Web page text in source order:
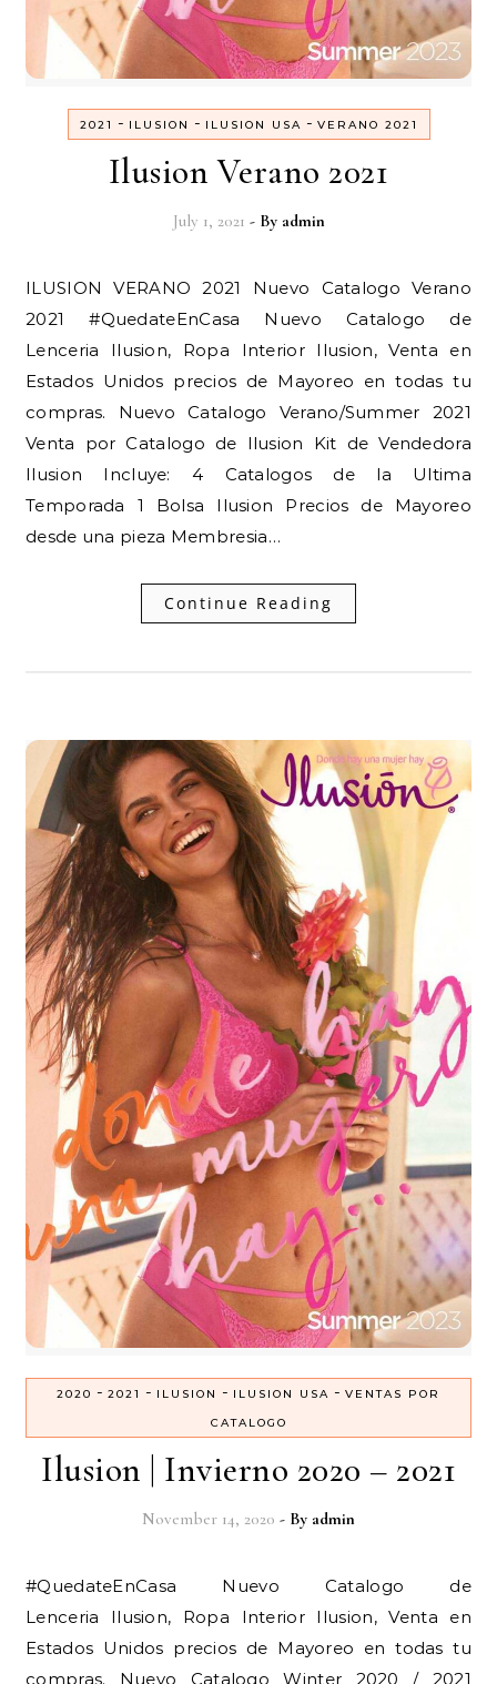
2021 - ILUSION - ILUSION USA - VERANO 2021
Ilusion Verano 2021
July 1, 2021 - By admin
ILUSION VERANO 2021 Nuevo Catalogo Verano
2021 #QuedateEnCasa Nuevo Catalogo de
Lenceria Ilusion, Ropa Interior Ilusion, Venta en
Estados Unidos precios de Mayoreo en todas tu
compras. Nuevo Catalogo Verano/Summer 2021
Venta por Catalogo de Ilusion Kit de Vendedora
Ilusion Incluye: 4 Catalogos de la Ultima
Temporada 1 Bolsa Ilusion Precios de Mayoreo
desde una pieza Membresia…
Continue Reading
2020 - 2021 - ILUSION - ILUSION USA - VENTAS POR
CATALOGO
Ilusion | Invierno 2020 – 2021
November 14, 2020 - By admin
#QuedateEnCasa Nuevo Catalogo de
Lenceria Ilusion, Ropa Interior Ilusion, Venta en
Estados Unidos precios de Mayoreo en todas tu
compras. Nuevo Catalogo Winter 2020 / 2021